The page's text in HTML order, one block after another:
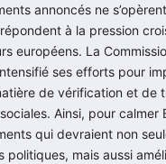
annoncés ne
à la pression
européens. La
ses efforts pour
de vérification et de
Ainsi, pour calmer
qui devraient non
politiques, mais aussi